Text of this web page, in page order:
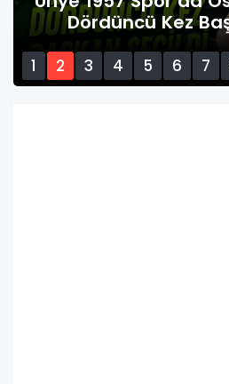
Dördüncü Kez
1 2 3 4 5 6 7